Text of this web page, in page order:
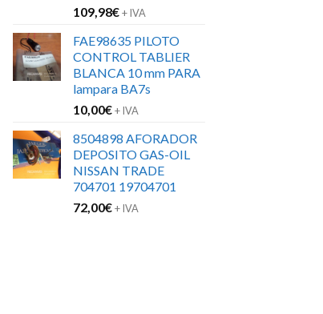
109,98€+ IVA
FAE98635 PILOTO
CONTROL TABLIER
BLANCA 10 mm PARA
lampara BA7s
10,00€+ IVA
8504898 AFORADOR
DEPOSITO GAS-OIL
NISSAN TRADE
704701 19704701
72,00€+ IVA